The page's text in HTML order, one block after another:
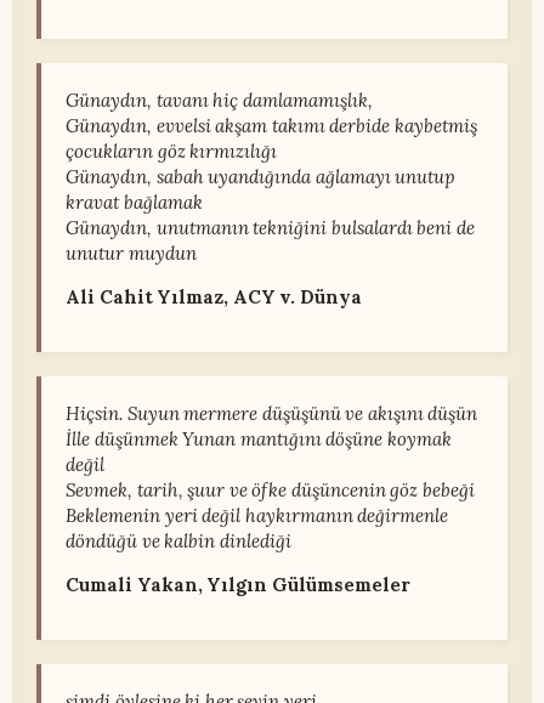
Günaydın, tavanı hiç damlamamışlık,
Günaydın, evvelsi akşam takımı derbide kaybetmiş
çocukların göz kırmızılığı
Günaydın, sabah uyandığında ağlamayı unutup
kravat bağlamak
Günaydın, unutmanın tekniğini bulsalardı beni de
unutur muydun
Ali Cahit Yılmaz, ACY v. Dünya
Hiçsin. Suyun mermere düşüşünü ve akışını düşün
İlle düşünmek Yunan mantığını döşüne koymak
değil
Sevmek, tarih, şuur ve öfke düşüncenin göz bebeği
Beklemenin yeri değil haykırmanın değirmenle
döndüğü ve kalbin dinlediği
Cumali Yakan, Yılgın Gülümsemeler